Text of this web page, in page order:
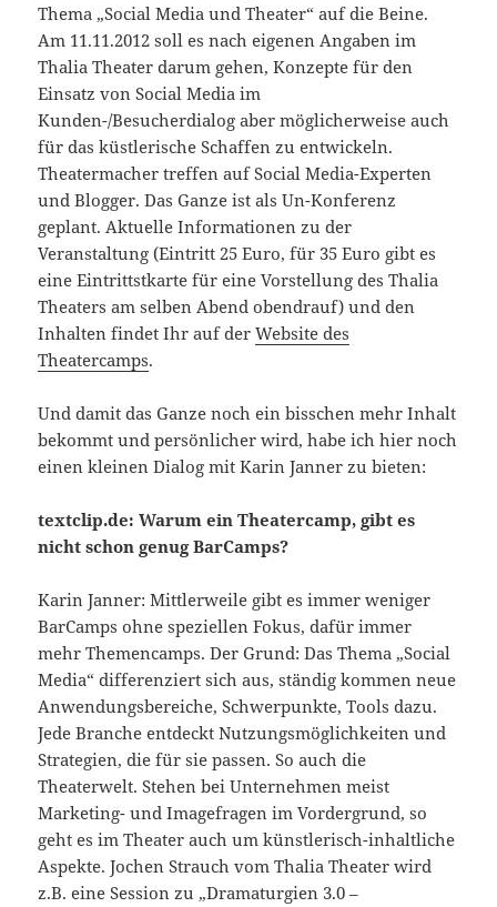
Thema „Social Media und Theater“ auf die Beine.
Am 11.11.2012 soll es nach eigenen Angaben im
Thalia Theater darum gehen, Konzepte für den
Einsatz von Social Media im
Kunden-/Besucherdialog aber möglicherweise auch
für das küstlerische Schaffen zu entwickeln.
Theatermacher treffen auf Social Media-Experten
und Blogger. Das Ganze ist als Un-Konferenz
geplant. Aktuelle Informationen zu der
Veranstaltung (Eintritt 25 Euro, für 35 Euro gibt es
eine Eintrittstkarte für eine Vorstellung des Thalia
Theaters am selben Abend obendrauf) und den
Inhalten findet Ihr auf derWebsite des
Theatercamps.
Und damit das Ganze noch ein bisschen mehr Inhalt
bekommt und persönlicher wird, habe ich hier noch
einen kleinen Dialog mit Karin Janner zu bieten:
textclip.de: Warum ein Theatercamp, gibt es
nicht schon genug BarCamps?
Karin Janner: Mittlerweile gibt es immer weniger
BarCamps ohne speziellen Fokus, dafür immer
mehr Themencamps. Der Grund: Das Thema „Social
Media“ differenziert sich aus, ständig kommen neue
Anwendungsbereiche, Schwerpunkte, Tools dazu.
Jede Branche entdeckt Nutzungsmöglichkeiten und
Strategien, die für sie passen. So auch die
Theaterwelt. Stehen bei Unternehmen meist
Marketing- und Imagefragen im Vordergrund, so
geht es im Theater auch um künstlerisch-inhaltliche
Aspekte. Jochen Strauch vom Thalia Theater wird
z.B. eine Session zu „Dramaturgien 3.0 –